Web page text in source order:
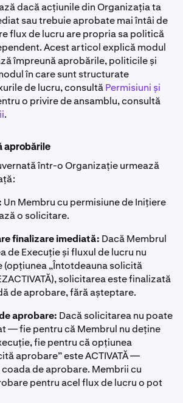
dacă acțiunile din Organizația ta
sau trebuie aprobate mai întâi de
flux de lucru are propria sa politică
Acest articol explică modul
împreună aprobările, politicile și
în care sunt structurate
de lucru, consultăPermisiuni și
o privire de ansamblu, consultă
.
aprobările
într-o Organizație urmează
Un Membru cu permisiune de Inițiere
o solicitare.
finalizare imediată: Dacă Membrul
de Execuție și fluxul de lucru nu
(opțiunea „Întotdeauna solicită
solicitarea este finalizată
de aprobare, fără așteptare.
aprobare: Dacă solicitarea nu poate
— fie pentru că Membrul nu deține
fie pentru că opțiunea
aprobare” este ACTIVATĂ —
de aprobare. Membrii cu
pentru acel flux de lucru o pot